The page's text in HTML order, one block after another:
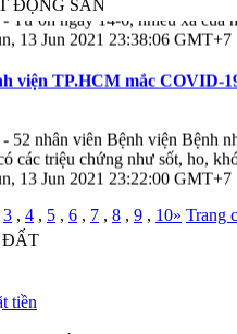
ĐỘNG SẢN
Từ 0h ngày 14-6, nhiều xã của
13 Jun 2021 23:38:06 GMT+7
viện TP.HCM mắc COVID-
52 nhân viên Bệnh viện Bệnh
các triệu chứng như sốt, ho,
13 Jun 2021 23:22:00 GMT+7
3 , 4 , 5 , 6 , 7 , 8 , 9 , 10» Trang
ĐẤT
tiền